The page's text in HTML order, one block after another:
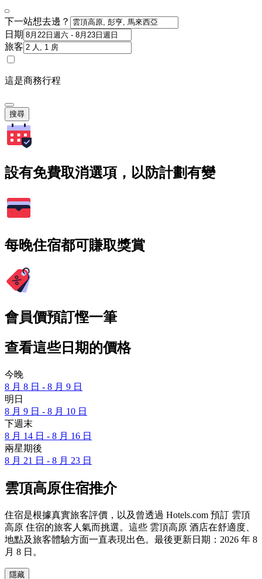
下一站想去邊？
日期
旅客
這是商務行程
搜尋
設有免費取消選項，以防計劃有變
每晚住宿都可賺取獎賞
會員價預訂慳一筆
查看這些日期的價格
今晚
8 月 8 日 - 8 月 9 日
明日
8 月 9 日 - 8 月 10 日
下週末
8 月 14 日 - 8 月 16 日
兩星期後
8 月 21 日 - 8 月 23 日
雲頂高原住宿推介
住宿是根據真實旅客評價，以及曾透過 Hotels.com 預訂 雲頂
高原 住宿的旅客人氣而挑選。這些 雲頂高原 酒店在舒適度、
地點及旅客體驗方面一直表現出色。最後更新日期： 2026 年 8
月 8 日 。
隱藏